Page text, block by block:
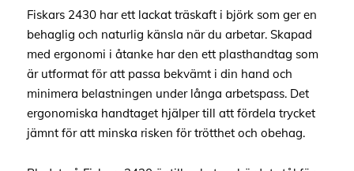
Fiskars 2430 har ett lackat träskaft i björk som ger en
behaglig och naturlig känsla när du arbetar. Skapad
med ergonomi i åtanke har den ett plasthandtag som
är utformat för att passa bekvämt i din hand och
minimera belastningen under långa arbetspass. Det
ergonomiska handtaget hjälper till att fördela trycket
jämnt för att minska risken för trötthet och obehag.